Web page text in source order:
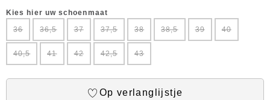
Kies hier uw schoenmaat
36
36,5 37 37,5 38 38,5 39 40
40,5 41 42 42,5 43
Op verlanglijstje